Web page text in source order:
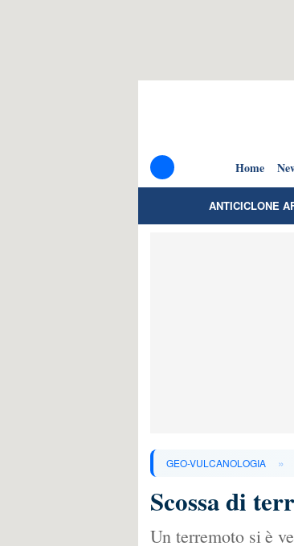
Home
ANTICICLONE
GEO-VULCANOLOGIA »
Scossa di
Un terremoto si è